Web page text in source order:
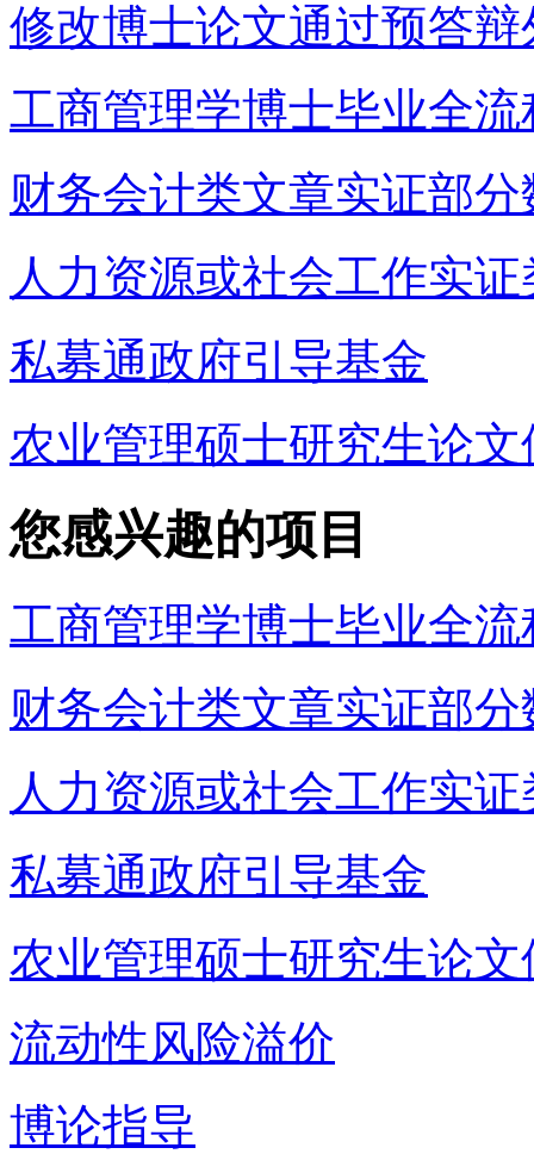
修改博士论文通过预答
工商管理学博士毕业全流
财务会计类文章实证部
人力资源或社会工作实
私募通政府引导基金
农业管理硕士研究生论文
您感兴趣的项目
工商管理学博士毕业全流
财务会计类文章实证部
人力资源或社会工作实
私募通政府引导基金
农业管理硕士研究生论文
流动性风险溢价
博论指导